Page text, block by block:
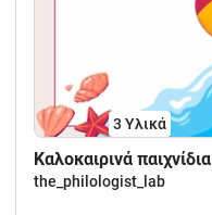
3 Υλικά
Καλοκαιρινά παιχνίδια
the_philologist_lab